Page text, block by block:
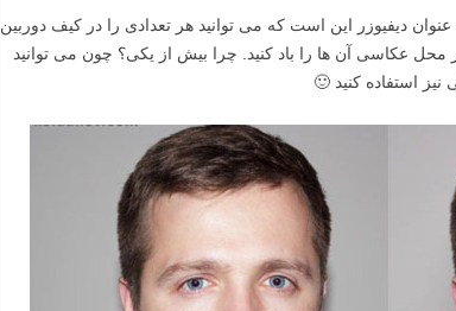
عنوان دیفیوزر این است که می توانید هر تعدادی را در کیف دوربین
محل عکاسی آن ها را باد کنید. چرا بیش از یکی؟ چون می توانید
استفاده کنید 🙂